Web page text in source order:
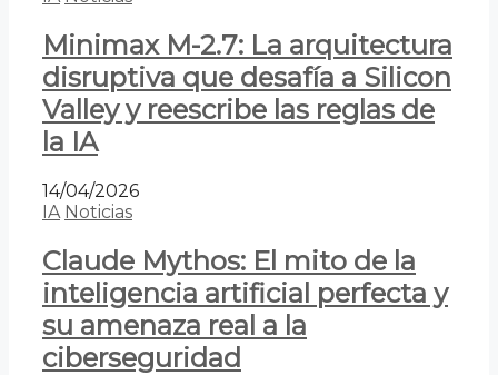
Minimax M-2.7: La arquitectura
disruptiva que desafía a Silicon
Valley y reescribe las reglas de
la IA
14/04/2026
IA Noticias
Claude Mythos: El mito de la
inteligencia artificial perfecta y
su amenaza real a la
ciberseguridad